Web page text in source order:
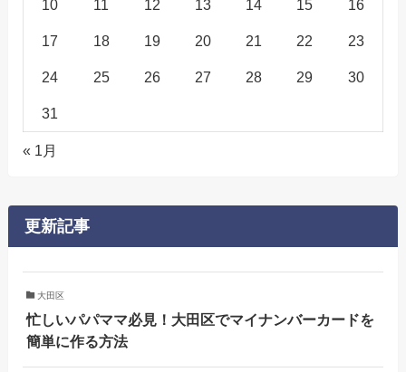
10 11 12 13 14 15 16
17 18 19 20 21 22 23
24 25 26 27 28 29 30
31
« 1月
更新記事
大田区
忙しいパパママ必見！大田区でマイナンバーカードを
簡単に作る方法